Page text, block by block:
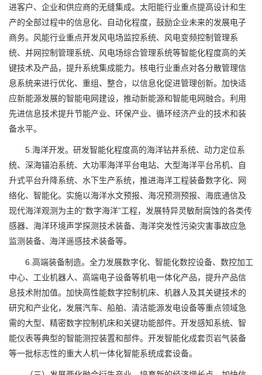
进客户、企业和供应商的无缝集成。太阳能行业重点提高设计和生
产的全部过程中的信息化、自动化程度，鼓励企业未来的发展电子
商务。风能行业重点开发风电场监控系统、风电变频控制管理系
统、并网控制管理系统、风电场综合管理系统等智能化程度高的关
键技术及产品，提升系统集成能力。核电行业重点对各分散管理信
息系统来进行优化、重组、整合，以信息化促进管理创新。加快适
应新能源发展的智能电网建设，推动新能源和智能电网融合。利用
先进信息技术提升节能产业、环保产业、循环经济产业的技术和装
备水平。
5.海洋开发。研发智能化程度高的海洋钻井系统、动力定位系
统、深海锚泊系统、大功率海洋平台电站、大型海洋平台吊机、自
升式平台升降系统、水下生产系统，推进海洋工程装备数字化、网
络化、智能化。实施以海洋水文预报、海况预测预报、海底通信及
现代海洋观测为主的“数字海洋”工程，发展特异灵敏耐腐蚀的各类传
感器、海洋环境声学探测技术装备、海洋突发性污染灾害事故应急
监测装备、海洋遥感技术装备等。
6.高端装备制造。全力发展数字化、智能化数控设备、数控加工
中心、工业机器人、高端电子设备等机电一体化产品，提升产品信
息技术附加值。加快高性能数字控制机床、机器人及其关键技术的
研究和产业化，发展汽车、船舶、清洁能源发电设备等重点领域急
需的大型、精密数字控制机床和关键功能部件。开发感知系统、智
能仪表等典型的智能测控装置和部件。开发智能化成套页岩气装备
等一批标志性的重大人机一体化智能系统成套设备。